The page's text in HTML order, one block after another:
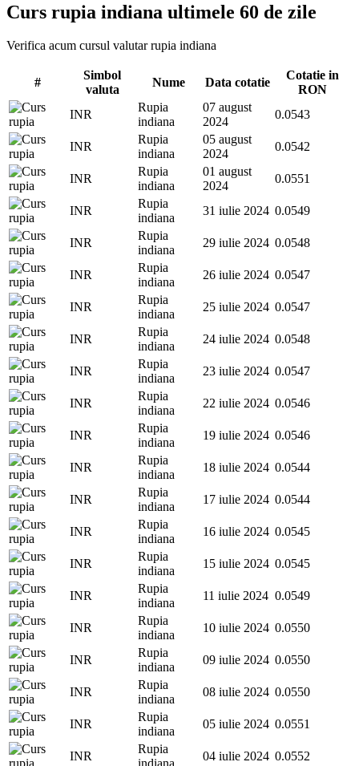
Curs rupia indiana ultimele 60 de zile
Verifica acum cursul valutar rupia indiana
#
Simbol
valuta
Nume Data cotatie
Cotatie in
RON
INR
Rupia
indiana
07 august
2024
0.0543
INR
Rupia
indiana
05 august
2024
0.0542
INR
Rupia
indiana
01 august
2024
0.0551
INR
Rupia
indiana
31 iulie 2024 0.0549
INR
Rupia
indiana
29 iulie 2024 0.0548
INR
Rupia
indiana
26 iulie 2024 0.0547
INR
Rupia
indiana
25 iulie 2024 0.0547
INR
Rupia
indiana
24 iulie 2024 0.0548
INR
Rupia
indiana
23 iulie 2024 0.0547
INR
Rupia
indiana
22 iulie 2024 0.0546
INR
Rupia
indiana
19 iulie 2024 0.0546
INR
Rupia
indiana
18 iulie 2024 0.0544
INR
Rupia
indiana
17 iulie 2024 0.0544
INR
Rupia
indiana
16 iulie 2024 0.0545
INR
Rupia
indiana
15 iulie 2024 0.0545
INR
Rupia
indiana
11 iulie 2024 0.0549
INR
Rupia
indiana
10 iulie 2024 0.0550
INR
Rupia
indiana
09 iulie 2024 0.0550
INR
Rupia
indiana
08 iulie 2024 0.0550
INR
Rupia
indiana
05 iulie 2024 0.0551
INR
Rupia
04 iulie 2024 0.0552